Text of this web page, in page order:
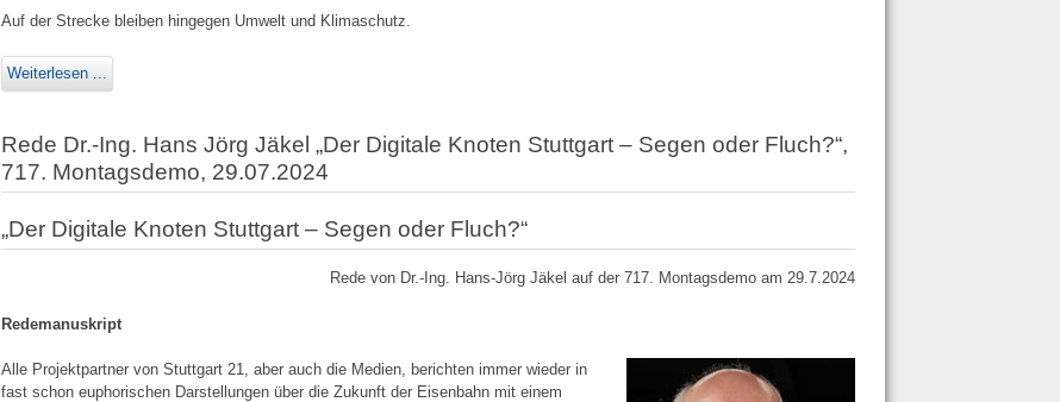
Auf der Strecke bleiben hingegen Umwelt und Klimaschutz.
Weiterlesen ...
Rede Dr.-Ing. Hans Jörg Jäkel „Der Digitale Knoten Stuttgart – Segen oder Fluch?“,
717. Montagsdemo, 29.07.2024
„Der Digitale Knoten Stuttgart – Segen oder Fluch?“
Rede von Dr.-Ing. Hans-Jörg Jäkel auf der 717. Montagsdemo am 29.7.2024
Redemanuskript
Alle Projektpartner von Stuttgart 21, aber auch die Medien, berichten immer wieder in
fast schon euphorischen Darstellungen über die Zukunft der Eisenbahn mit einem